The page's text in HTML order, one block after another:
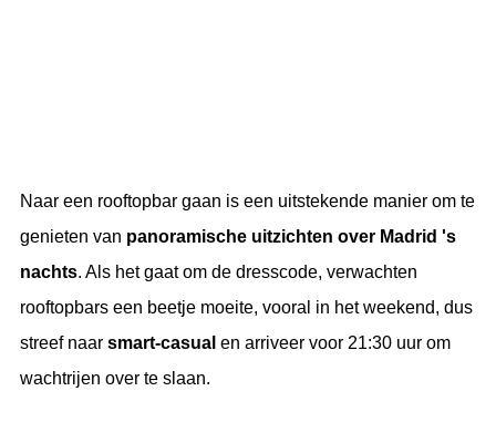
Naar een rooftopbar gaan is een uitstekende manier om te
genieten van panoramische uitzichten over Madrid 's
nachts. Als het gaat om de dresscode, verwachten
rooftopbars een beetje moeite, vooral in het weekend, dus
streef naar smart-casual en arriveer voor 21:30 uur om
wachtrijen over te slaan.